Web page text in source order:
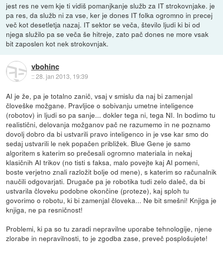
jest res ne vem kje ti vidiš pomanjkanje služb za IT strokovnjake. je
pa res, da služb ni za vse, ker je dones IT folka ogromno in precej
več kot desetletja nazaj. IT sektor se veča, število ljudi ki bi od
njega služilo pa se veča še hitreje, zato pač dones ne more vsak
bit zaposlen kot nek strokovnjak.
vbohinc
::28. jan 2013, 19:39
AI je že, pa je totalno zanič, vsaj v smislu da naj bi zamenjal
človeške možgane. Pravljice o sobivanju umetne inteligence
(robotov) in ljudi so pa sanje... dokler tega ni, tega NI. In bodimo tu
realistični, delovanja možganov pač ne razumemo in ne poznamo
dovolj dobro da bi ustvarili pravo inteligenco in je vse kar smo do
sedaj ustvarili le nek popačen približek. Blue Gene je samo
algoritem s katerim so prečesali ogromno materiala in nekaj
klasičnih AI trikov (no tisti s faksa, malo povejte kaj AI pomeni,
boste verjetno znali razložit bolje od mene), s katerim so računalnik
naučili odgovarjati. Drugače pa je robotika tudi zelo daleč, da bi
ustvarila človeku podobne okončine (proteze), kaj sploh tu
govorimo o robotu, ki bi zamenjal človeka... Ne bit smešni! Knjiga je
knjiga, ne pa resničnost!
Problemi, ki pa so tu zaradi nepravilne uporabe tehnologije, njene
zlorabe in nepravilnosti, to je zgodba zase, preveč posplošujete!